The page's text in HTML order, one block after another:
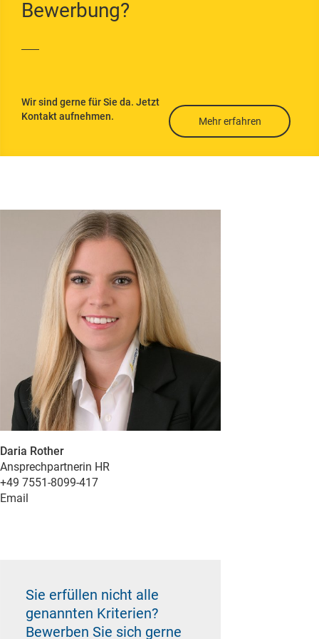
Untersparrendäm
Wärmebrücken
Bewerbung?
Wir sind gerne für Sie da. Jetzt
Kontakt aufnehmen.
Mehr erfahren
Daria Rother
Ansprechpartnerin HR
+49 7551-8099-417
Email
Sie erfüllen nicht alle
genannten Kriterien?
Bewerben Sie sich gerne